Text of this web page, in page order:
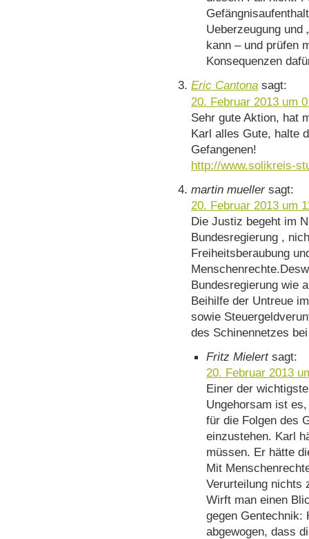
Ueberzeugung und
kann – und prüfen
Konsequenzen
Eric Cantona sagt:
20. Februar 2013 um
Sehr gute Aktion, hat
Karl alles Gute, halte
Gefangenen!
http://www.solikreis-
martin mueller sagt:
20. Februar 2013 um
Die Justiz begeht im
Bundesregierung ,
Freiheitsberaubung
Bundesregierung wie
Beihilfe der Untreue
sowie
des Schinennetzes
Fritz Mielert sagt:
20. Februar 2013
Einer der
Ungehorsam ist
für die Folgen des
einzustehen. Karl
müssen. Er hätte
Mit
Verurteilung nichts
Wirft man einen
gegen Gentechnik:
abgewogen, dass